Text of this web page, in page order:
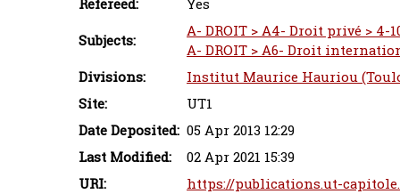
Refereed:
Yes
Subjects:
A- DROIT > A4- Droit privé > 4-
A- DROIT > A6- Droit
Divisions:
Institut Maurice Hauriou
Site:
UT1
Date Deposited: 05 Apr 2013 12:29
Last Modified:
02 Apr 2021 15:39
URI:
https://publications.ut-